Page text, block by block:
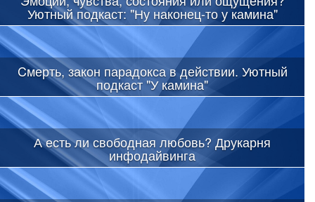
Уютный подкаст: "Ну наконец-то у камина"
Cмерть, закон парадокса в действии. Уютный
подкаст "У камина"
А есть ли свободная любовь? Друкарня
инфодайвинга